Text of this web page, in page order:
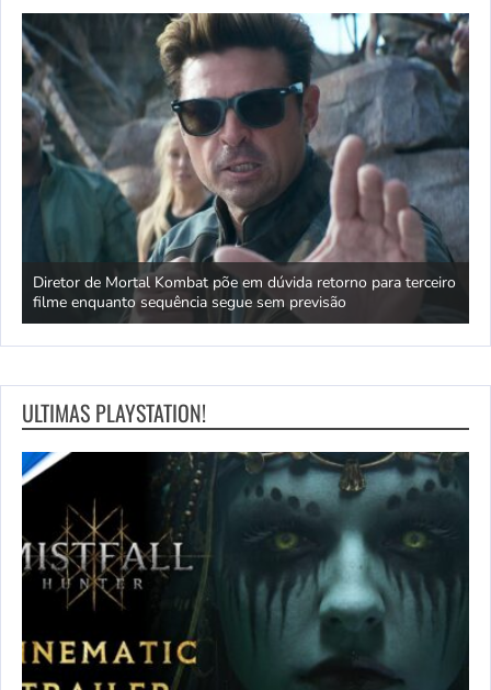
Diretor de Mortal Kombat põe em dúvida retorno para terceiro
filme enquanto sequência segue sem previsão
ULTIMAS PLAYSTATION!